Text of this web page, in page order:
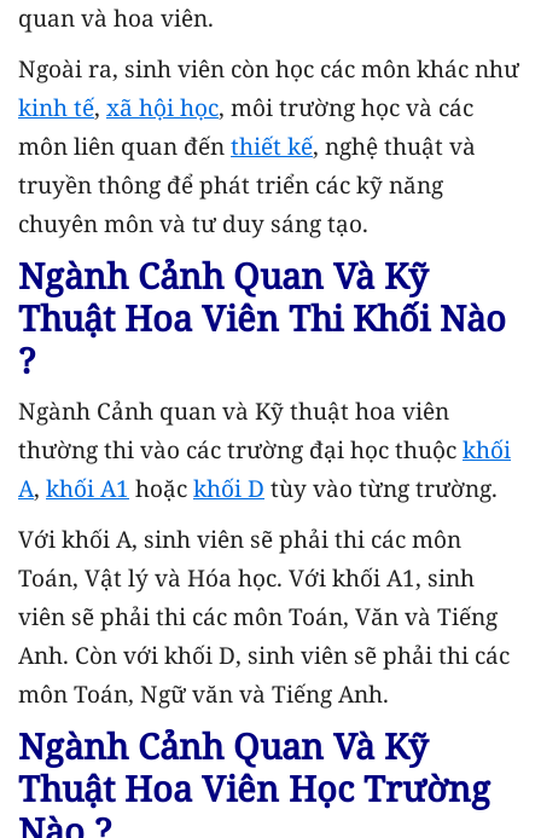
quan và hoa viên.
Ngoài ra, sinh viên còn học các môn khác như
kinh tế, xã hội học, môi trường học và các
môn liên quan đến thiết kế, nghệ thuật và
truyền thông để phát triển các kỹ năng
chuyên môn và tư duy sáng tạo.
Ngành Cảnh Quan Và Kỹ
Thuật Hoa Viên Thi Khối Nào
?
Ngành Cảnh quan và Kỹ thuật hoa viên
thường thi vào các trường đại học thuộc khối
A, khối A1 hoặc khối D tùy vào từng trường.
Với khối A, sinh viên sẽ phải thi các môn
Toán, Vật lý và Hóa học. Với khối A1, sinh
viên sẽ phải thi các môn Toán, Văn và Tiếng
Anh. Còn với khối D, sinh viên sẽ phải thi các
môn Toán, Ngữ văn và Tiếng Anh.
Ngành Cảnh Quan Và Kỹ
Thuật Hoa Viên Học Trường